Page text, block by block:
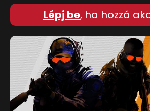
Lépj be, ha hozzá